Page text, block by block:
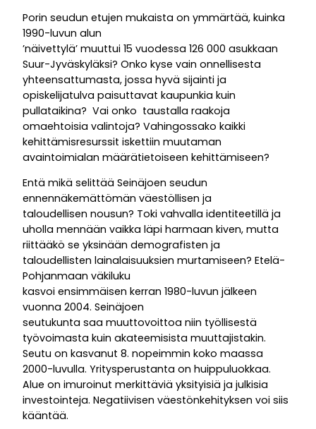
Porin seudun etujen mukaista on ymmärtää, kuinka
1990-luvun alun
’näivettylä’ muuttui 15 vuodessa 126 000 asukkaan
Suur-Jyväskyläksi? Onko kyse vain onnellisesta
yhteensattumasta, jossa hyvä sijainti ja
opiskelijatulva paisuttavat kaupunkia kuin
pullataikina? Vai onko taustalla raakoja
omaehtoisia valintoja? Vahingossako kaikki
kehittämisresurssit iskettiin muutaman
avaintoimialan määrätietoiseen kehittämiseen?
Entä mikä selittää Seinäjoen seudun
ennennäkemättömän väestöllisen ja
taloudellisen nousun? Toki vahvalla identiteetillä ja
uholla mennään vaikka läpi harmaan kiven, mutta
riittääkö se yksinään demografisten ja
taloudellisten lainalaisuuksien murtamiseen? Etelä-
Pohjanmaan väkiluku
kasvoi ensimmäisen kerran 1980-luvun jälkeen
vuonna 2004. Seinäjoen
seutukunta saa muuttovoittoa niin työllisestä
työvoimasta kuin akateemisista muuttajistakin.
Seutu on kasvanut 8. nopeimmin koko maassa
2000-luvulla. Yritysperustanta on huippuluokkaa.
Alue on imuroinut merkittäviä yksityisiä ja julkisia
investointeja. Negatiivisen väestönkehityksen voi siis
kääntää.